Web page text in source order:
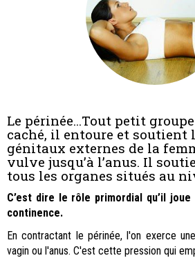
Le périnée...Tout petit
caché, il entoure et soutient
génitaux externes de la
vulve jusqu’à l’anus. Il
tous les organes situés au
C’est dire le rôle primordial qu’il
continence.
En contractant le périnée, l'on exerce
vagin ou l'anus. C'est cette pression qui